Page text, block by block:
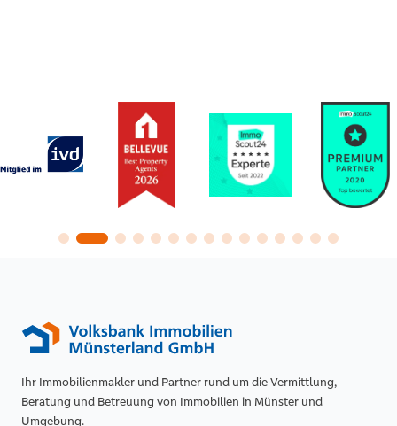
Ihr Immobilienmakler und Partner rund um die Vermittlung,
Beratung und Betreuung von Immobilien in Münster und
Umgebung.